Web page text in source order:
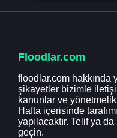
Floodlar.com
floodlar.com hakkında
şikayetler bizimle
kanunlar ve
Hafta içerisinde
yapılacaktır. Telif ya
geçin.